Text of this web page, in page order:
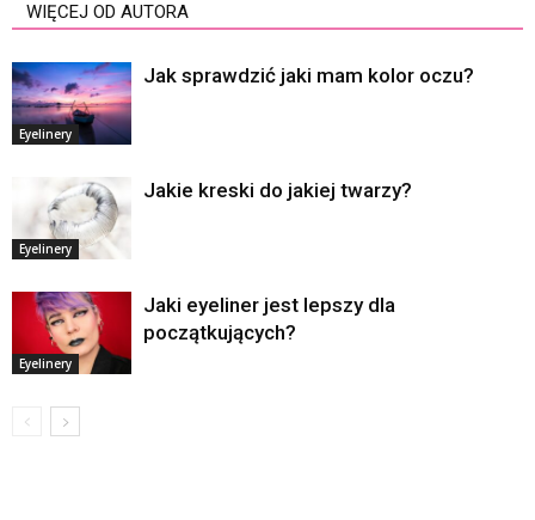
WIĘCEJ OD AUTORA
Eyelinery
Jak sprawdzić jaki mam kolor oczu?
Eyelinery
Jakie kreski do jakiej twarzy?
Eyelinery
Jaki eyeliner jest lepszy dla
początkujących?